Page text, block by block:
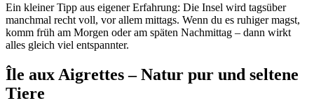
Ein kleiner Tipp aus eigener Erfahrung: Die Insel wird tagsüber
manchmal recht voll, vor allem mittags. Wenn du es ruhiger magst,
komm früh am Morgen oder am späten Nachmittag – dann wirkt
alles gleich viel entspannter.
Île aux Aigrettes – Natur pur und seltene
Tiere